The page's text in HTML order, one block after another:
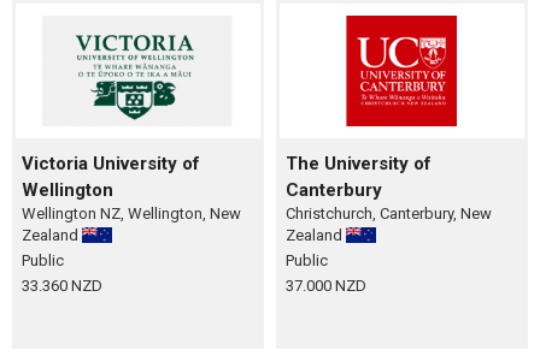
Victoria University of
Wellington
Wellington NZ, Wellington, New
Zealand
Public
33.360 NZD
The University of
Canterbury
Christchurch, Canterbury, New
Zealand
Public
37.000 NZD